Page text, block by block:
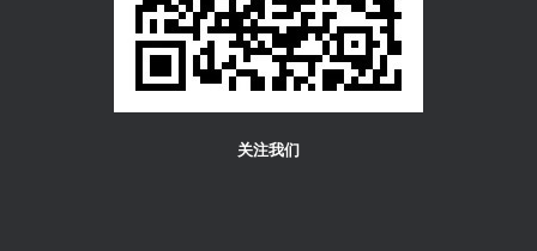
关注我们